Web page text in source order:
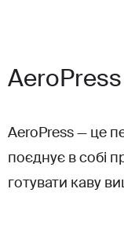
AeroPress — це
поєднує в собі
готувати каву